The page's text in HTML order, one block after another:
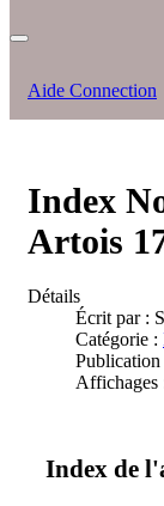
Aide Connection
Index
Artois
Détails
Écrit par :
Catégorie :
Publication
Affichages
Index de